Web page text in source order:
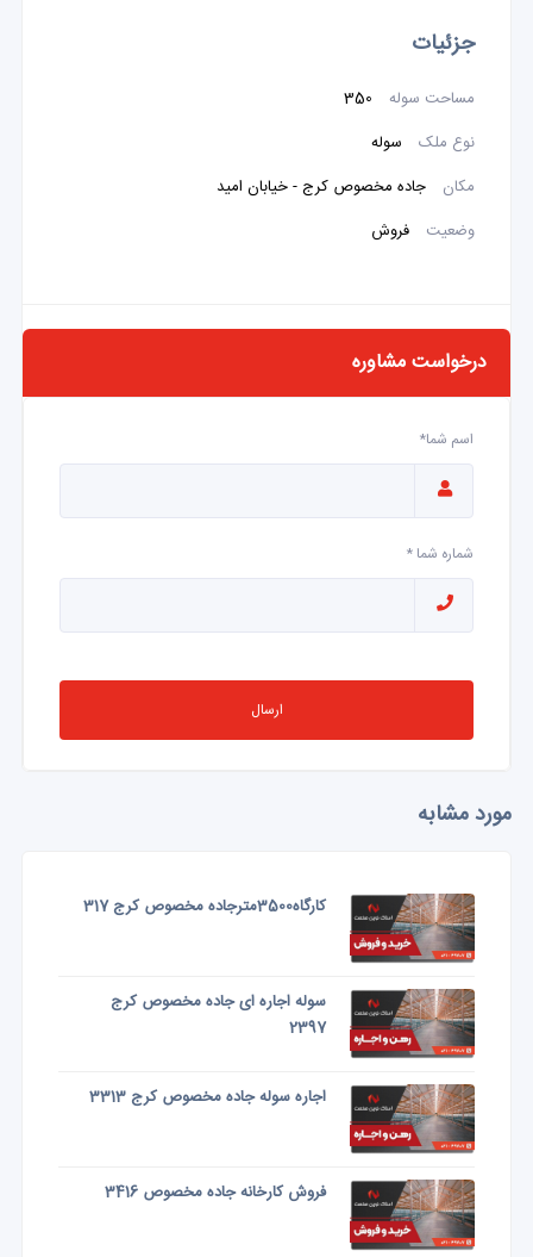
جزئیات
مساحت سوله
نوع ملک
سوله
مکان
جاده مخصوص کرج - خیابان امید
وضعیت
فروش
درخواست مشاوره
اسم شما*
شماره شما *
ارسال
مورد مشابه
کارگاه3500مترجاده مخصوص کرج 317
سوله اجاره ای جاده مخصوص کرج
2397
اجاره سوله جاده مخصوص کرج 3313
فروش کارخانه جاده مخصوص 3416